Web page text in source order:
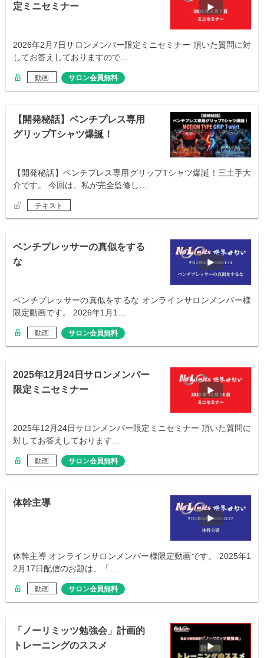
定ミニセミナー
2026年2月7日サロンメンバー限定ミニセミナー 頂いた質問に対
してお答えしておりますので…
動画 サロン会員無料
【開発秘話】ベンチプレス専用
グリップTシャツ爆誕！
【開発秘話】ベンチプレス専用グリップTシャツ爆誕！三土手大
介です。 今回は、私が完全監修し…
テキスト
ベンチプレッサーの真似をする
な
ベンチプレッサーの真似をするな オンラインサロンメンバー様
限定動画です。 2026年1月1…
動画 サロン会員無料
2025年12月24日サロンメンバー
限定ミニセミナー
2025年12月24日サロンメンバー限定ミニセミナー 頂いた質問に
対してお答えしております…
動画 サロン会員無料
体幹主導
体幹主導 オンラインサロンメンバー様限定動画です。 2025年1
2月17日配信のお題は、「…
動画 サロン会員無料
「ノーリミッツ勉強会」計画的
トレーニングのススメ